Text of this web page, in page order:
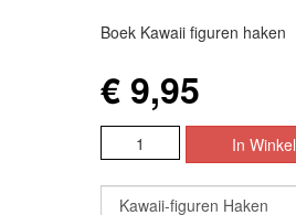
Boek Kawaii figuren haken
€ 9,95